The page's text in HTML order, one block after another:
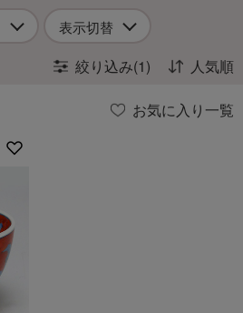
表示切替
絞り込み(1) 人気順
お気に入り一覧